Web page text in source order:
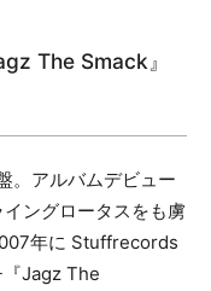
The Smack』
。アルバムデビュー
ングロータスをも虜
年に Stuffrecords
『Jagz The